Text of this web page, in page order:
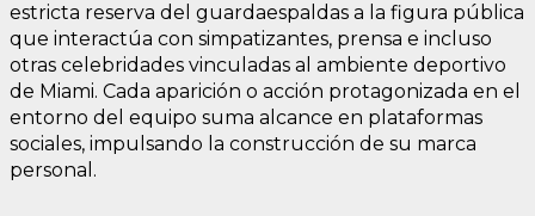
estricta reserva del guardaespaldas a la figura pública
que interactúa con simpatizantes, prensa e incluso
otras celebridades vinculadas al ambiente deportivo
de Miami. Cada aparición o acción protagonizada en el
entorno del equipo suma alcance en plataformas
sociales, impulsando la construcción de su marca
personal.